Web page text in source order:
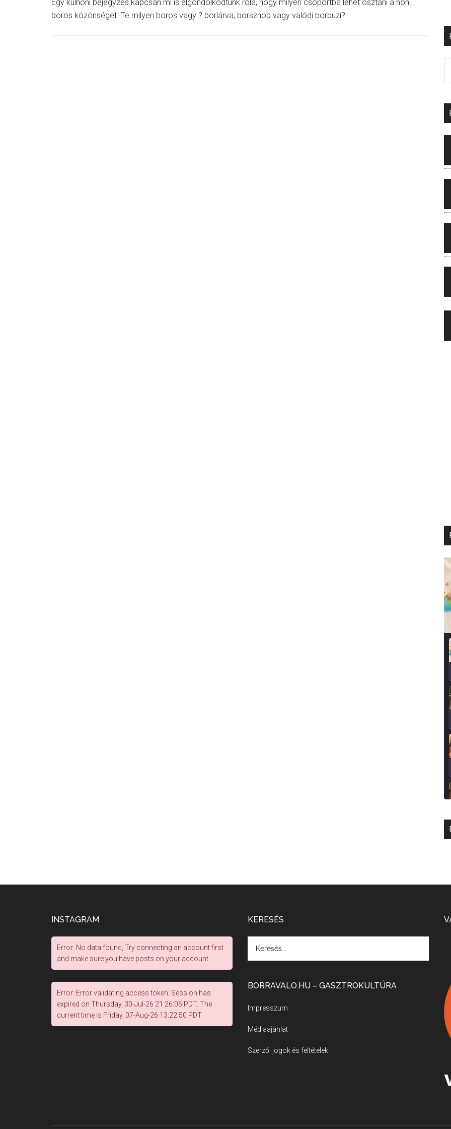
Egy külhoni bejegyzés kapcsán mi is elgondolkodtunk róla, hogy milyen csoportba lehet osztani a honi
boros közönséget. Te milyen boros vagy ? borlárva, borsznob vagy valódi borbuzi?
INSTAGRAM
Error: No data found, Try connecting an account first
and make sure you have posts on your account.
Error: Error validating access token: Session has
expired on Thursday, 30-Jul-26 21:26:05 PDT. The
current time is Friday, 07-Aug-26 13:22:50 PDT.
KERESÉS
BORRAVALO.HU – GASZTROKULTÚRA
Impresszum
Médiaajánlat
Szerzői jogok és feltételek